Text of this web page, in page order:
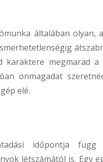
általában olyan,
karaktere megmarad
önmagadat
elé.
időpontja
létszámától is. Egy